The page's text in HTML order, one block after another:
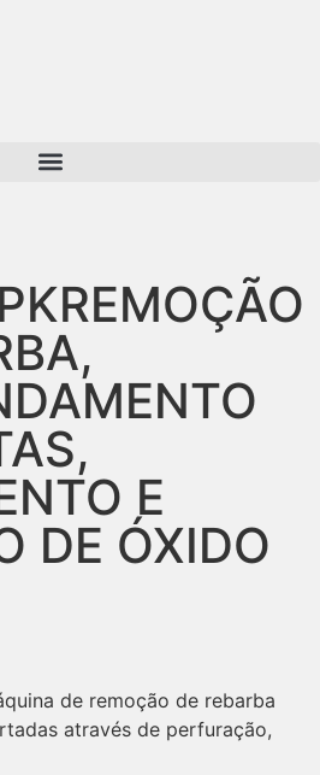
REMOÇÃO
E
DE ÓXIDO
de remoção de rebarba
através de perfuração,